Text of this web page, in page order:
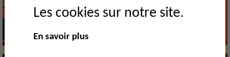
Les cookies sur notre site.
En savoir plus